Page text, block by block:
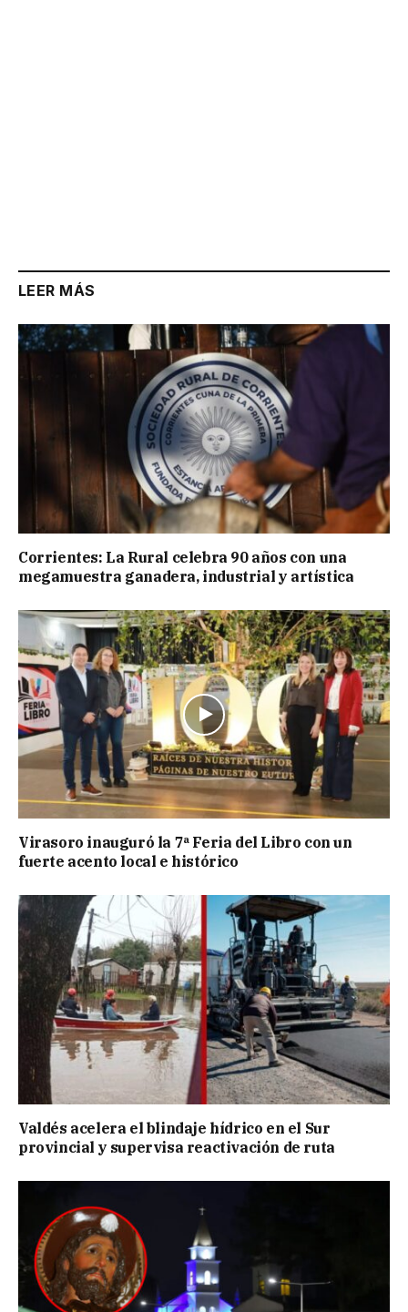
LEER MÁS
Corrientes: La Rural celebra 90 años con una
megamuestra ganadera, industrial y artística
Virasoro inauguró la 7ª Feria del Libro con un
fuerte acento local e histórico
Valdés acelera el blindaje hídrico en el Sur
provincial y supervisa reactivación de ruta